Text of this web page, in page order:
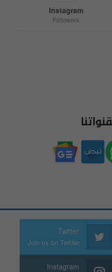
Instagram
Followers
Twitter
Join us on Twitter
Instagram